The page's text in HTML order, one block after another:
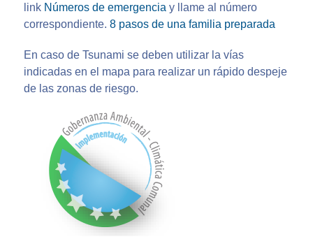
link Números de emergencia y llame al número
correspondiente. 8 pasos de una familia preparada
En caso de Tsunami se deben utilizar la vías
indicadas en el mapa para realizar un rápido despeje
de las zonas de riesgo.